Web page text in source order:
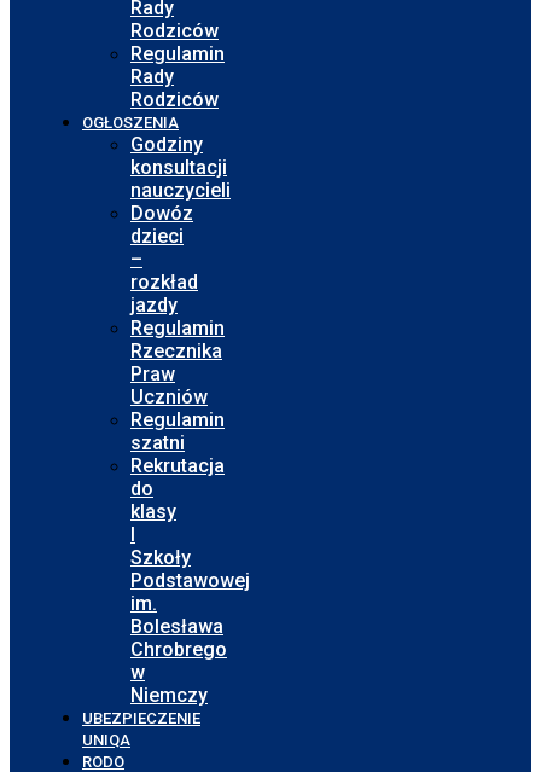
Rady
Rodziców
Regulamin
Rady
Rodziców
OGŁOSZENIA
Godziny
konsultacji
nauczycieli
Dowóz
dzieci
–
rozkład
jazdy
Regulamin
Rzecznika
Praw
Uczniów
Regulamin
szatni
Rekrutacja
do
klasy
I
Szkoły
Podstawowej
im.
Bolesława
Chrobrego
w
Niemczy
UBEZPIECZENIE
UNIQA
RODO